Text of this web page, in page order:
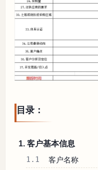
目录：
1. 客户基本信息
1.1 客户名称